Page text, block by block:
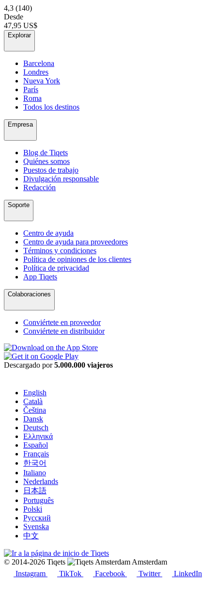
4,3 (140)
Desde
47,95 US$
Explorar
Barcelona
Londres
Nueva York
París
Roma
Todos los destinos
Empresa
Blog de Tiqets
Quiénes somos
Puestos de trabajo
Divulgación responsable
Redacción
Soporte
Centro de ayuda
Centro de ayuda para proveedores
Términos y condiciones
Política de opiniones de los clientes
Política de privacidad
App Tiqets
Colaboraciones
Conviértete en proveedor
Conviértete en distribuidor
Descargado por5.000.000 viajeros
English
Català
Čeština
Dansk
Deutsch
Ελληνικά
Español
Français
한국어
Italiano
Nederlands
日本語
Português
Polski
Русский
Svenska
中文
© 2014-2026 Tiqets
Amsterdam
Instagram
TikTok Facebook Twitter LinkedIn